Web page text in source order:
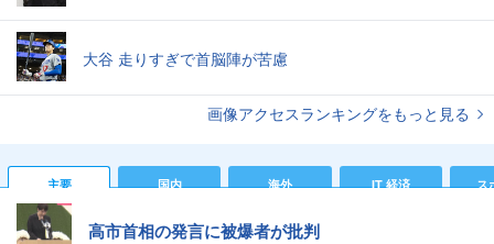
大谷 走りすぎで首脳陣が苦慮
画像アクセスランキングをもっと見る
主要 国内 海外 IT 経済 ス
高市首相の発言に被爆者が批判